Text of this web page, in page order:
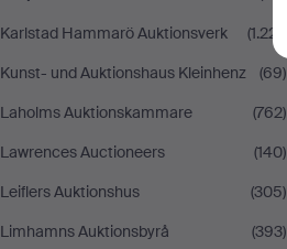
Karlstad Hammarö Auktionsverk
(1.221)
Kunst- und Auktionshaus Kleinhenz
(69)
Laholms Auktionskammare
(762)
Lawrences Auctioneers
(140)
Leiflers Auktionshus
(305)
Limhamns Auktionsbyrå
(393)